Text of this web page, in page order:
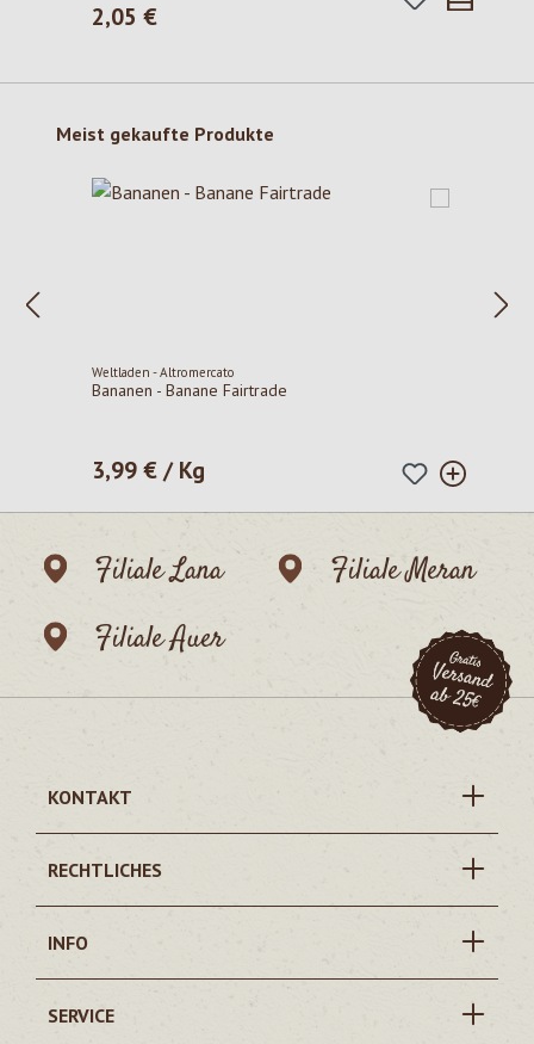
Regulärer Preis:
2,05 €
Produktgalerie überspringen
Meist gekaufte Produkte
Weltladen - Altromercato
Bananen - Banane Fairtrade
Regulärer Preis:
3,99 € / Kg
Filiale Lana
Filiale Meran
Filiale Auer
KONTAKT
RECHTLICHES
INFO
SERVICE